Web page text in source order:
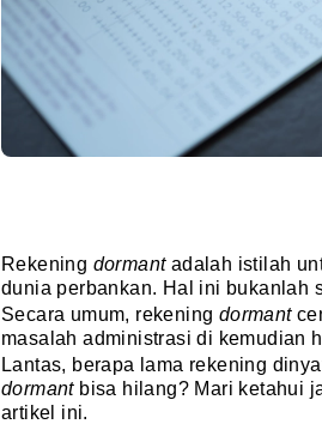
Rekening dormant adalah istilah
dunia perbankan. Hal ini bukanlah
Secara umum, rekening dormant
masalah administrasi di kemudian
Lantas, berapa lama rekening
dormant bisa hilang? Mari ketahui
artikel ini.